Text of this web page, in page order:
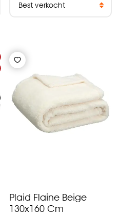
Plaid Flaine Beige
130x160 Cm